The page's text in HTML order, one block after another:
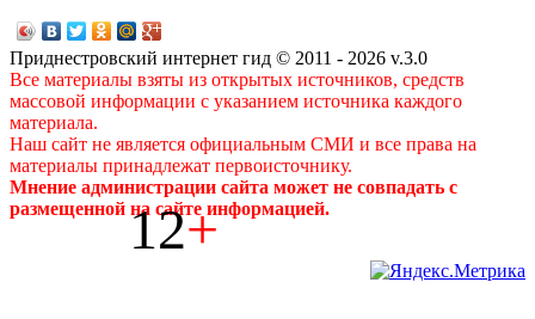
Приднестровский интернет гид © 2011 - 2026 v.3.0
Все материалы взяты из открытых источников, средств
массовой информации с указанием источника каждого
материала.
Наш сайт не является официальным СМИ и все права на
материалы принадлежат первоисточнику.
Мнение администрации сайта может не совпадать с
размещенной на сайте информацией.
12+